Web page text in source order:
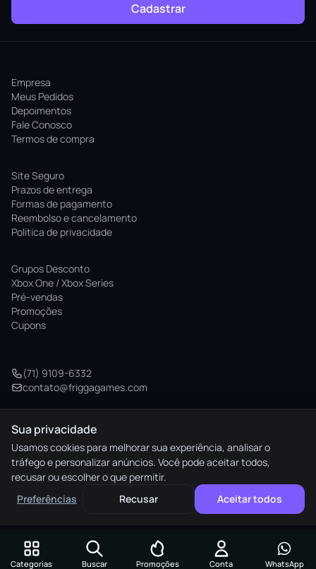
Cadastrar
Empresa
Meus Pedidos
Depoimentos
Fale Conosco
Termos de compra
Site Seguro
Prazos de entrega
Formas de pagamento
Reembolso e cancelamento
Politica de privacidade
Grupos Desconto
Xbox One / Xbox Series
Pré-vendas
Promoções
Cupons
(71) 9109-6332
contato@friggagames.com
© 2026 Frigga Games. Todos os direitos reservados.
elo HIPER AMEX pix
Preferências de cookies
Categorias Buscar Promoções Conta WhatsApp
Sua privacidade
Usamos cookies para melhorar sua experiência, analisar o
tráfego e personalizar anúncios. Você pode aceitar todos,
recusar ou escolher o que permitir.
Preferências
Recusar Aceitar todos